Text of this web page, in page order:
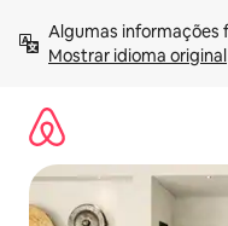
para
Mostrar idioma original